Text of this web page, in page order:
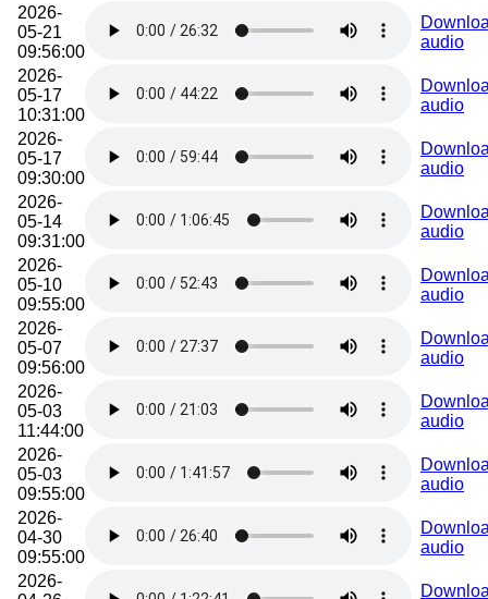
2026-
05-21
09:56:00
audio
2026-
05-17
10:31:00
audio
2026-
05-17
09:30:00
audio
2026-
05-14
09:31:00
audio
2026-
05-10
09:55:00
audio
2026-
05-07
09:56:00
audio
2026-
05-03
11:44:00
audio
2026-
05-03
09:55:00
audio
2026-
04-30
09:55:00
audio
2026-